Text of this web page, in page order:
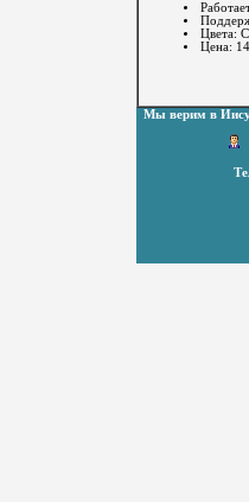
Цвета:
Цена:
Мы верим в